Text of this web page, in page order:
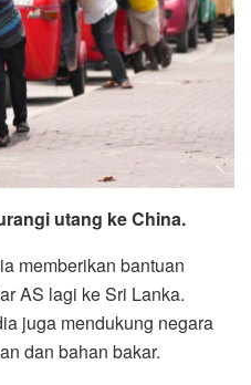
utang ke China.
memberikan bantuan
AS lagi ke Sri Lanka.
juga mendukung negara
dan bahan bakar.